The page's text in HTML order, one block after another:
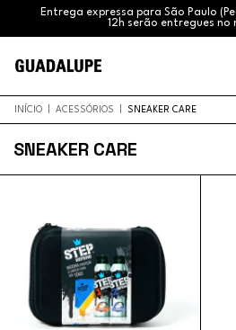
Entrega expressa para São Paulo
12h serão entregues no
INÍCIO ACESSÓRIOS SNEAKER CARE
SNEAKER CARE